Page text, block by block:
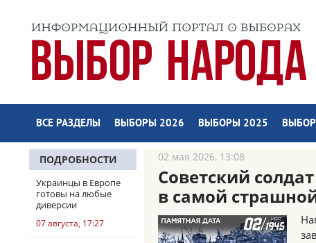
ВСЕ РАЗДЕЛЫ ВЫБОРЫ 2026 ВЫБОРЫ 2025
ПОДРОБНОСТИ
Украинцы в Европе
готовы на любые
диверсии
07 августа, 17:27
02 мая 2026, 13:08
Советский
в самой